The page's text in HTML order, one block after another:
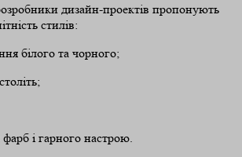
дизайн-проектів пропонують
стилів:
білого та чорного;
і гарного настрою.